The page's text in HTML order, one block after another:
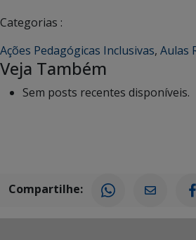
Categorias :
Ações Pedagógicas Inclusivas, Aulas
Veja Também
Sem posts recentes disponíveis.
Compartilhe: